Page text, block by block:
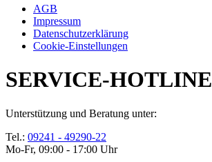
AGB
Impressum
Datenschutzerklärung
Cookie-Einstellungen
SERVICE-HOTLINE
Unterstützung und Beratung unter:
Tel.: 09241 - 49290-22
Mo-Fr, 09:00 - 17:00 Uhr